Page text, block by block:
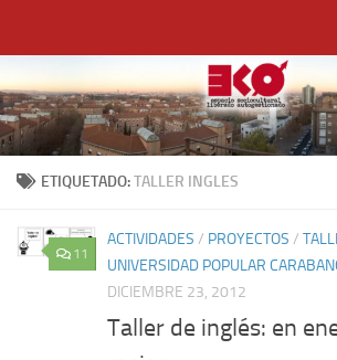
ETIQUETADO:TALLER INGLES
11
ACTIVIDADES / PROYECTOS /
UNIVERSIDAD POPULAR
DICIEMBRE 23, 2012
Taller de inglés: en